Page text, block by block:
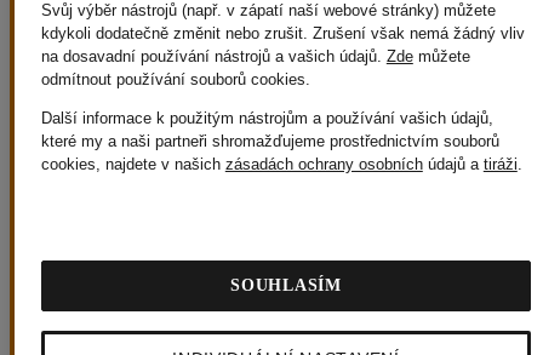
Svůj výběr nástrojů (např. v zápatí naší webové stránky) můžete
kdykoli dodatečně změnit nebo zrušit. Zrušení však nemá žádný vliv
na dosavadní používání nástrojů a vašich údajů. Zdemůžete
odmítnout používání souborů cookies.
Další informace k použitým nástrojům a používání vašich údajů,
které my a naši partneři shromažďujeme prostřednictvím souborů
cookies, najdete v našich zásadách ochrany osobníchúdajů a tiráži.
SOUHLASÍM